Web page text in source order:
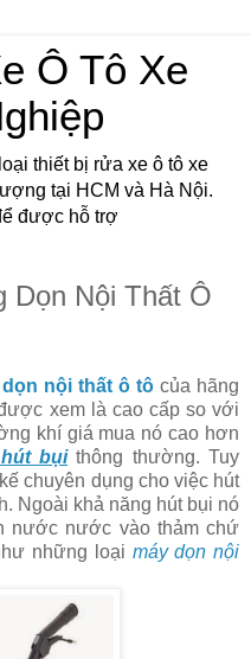
Ô Tô Xe
thiết bị rửa xe ô tô xe
tại HCM và Hà Nội.
được hỗ trợ
Dọn Nội Thất Ô
nội thất ô tô của hãng
xem là cao cấp so với
khí giá mua nó cao hơn
bụithông thường. Tuy
chuyên dụng cho việc hút
Ngoài khả năng hút bụi nó
nước nước vào thảm chứ
những loại máy dọn nội